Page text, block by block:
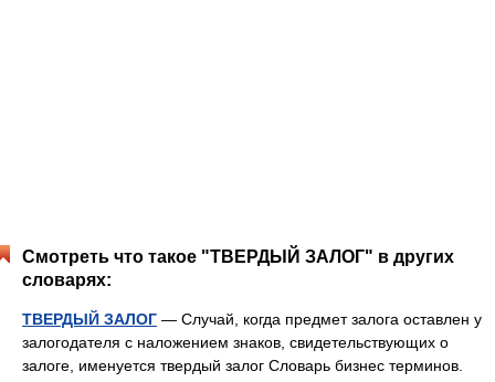
Смотреть что такое "ТВЕРДЫЙ ЗАЛОГ" в других
словарях:
ТВЕРДЫЙ ЗАЛОГ — Случай, когда предмет залога оставлен у
залогодателя с наложением знаков, свидетельствующих о
залоге, именуется твердый залог Словарь бизнес терминов.